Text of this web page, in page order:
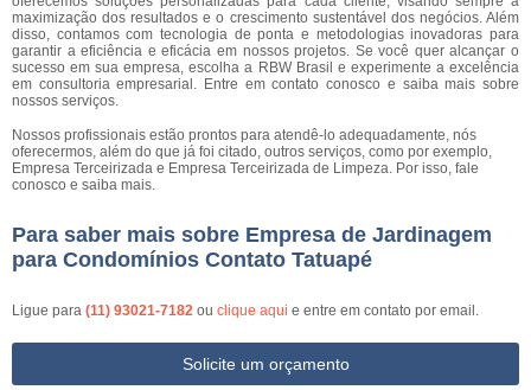
maximização dos resultados e o crescimento sustentável dos negócios. Além
disso, contamos com tecnologia de ponta e metodologias inovadoras para
garantir a eficiência e eficácia em nossos projetos. Se você quer alcançar o
sucesso em sua empresa, escolha a RBW Brasil e experimente a excelência
em consultoria empresarial. Entre em contato conosco e saiba mais sobre
nossos serviços.
Nossos profissionais estão prontos para atendê-lo adequadamente, nós
oferecermos, além do que já foi citado, outros serviços, como por exemplo,
Empresa Terceirizada e Empresa Terceirizada de Limpeza. Por isso, fale
conosco e saiba mais.
Para saber mais sobre Empresa de Jardinagem
para Condomínios Contato Tatuapé
Ligue para (11) 93021-7182 ou clique aqui e entre em contato por email.
Solicite um orçamento